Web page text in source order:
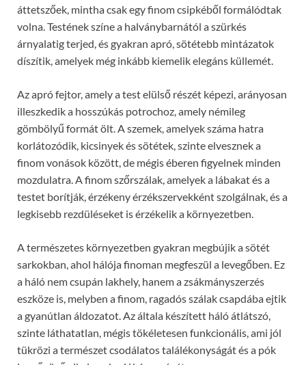
áttetszőek, mintha csak egy finom csipkéből formálódtak
volna. Testének színe a halványbarnától a szürkés
árnyalatig terjed, és gyakran apró, sötétebb mintázatok
díszítik, amelyek még inkább kiemelik elegáns küllemét.
Az apró fejtor, amely a test elülső részét képezi, arányosan
illeszkedik a hosszúkás potrochoz, amely némileg
gömbölyű formát ölt. A szemek, amelyek száma hatra
korlátozódik, kicsinyek és sötétek, szinte elvesznek a
finom vonások között, de mégis éberen figyelnek minden
mozdulatra. A finom szőrszálak, amelyek a lábakat és a
testet borítják, érzékeny érzékszervekként szolgálnak, és a
legkisebb rezdüléseket is érzékelik a környezetben.
A természetes környezetben gyakran megbújik a sötét
sarkokban, ahol hálója finoman megfeszül a levegőben. Ez
a háló nem csupán lakhely, hanem a zsákmányszerzés
eszköze is, melyben a finom, ragadós szálak csapdába ejtik
a gyanútlan áldozatot. Az általa készített háló átlátszó,
szinte láthatatlan, mégis tökéletesen funkcionális, ami jól
tükrözi a természet csodálatos találékonyságát és a pók